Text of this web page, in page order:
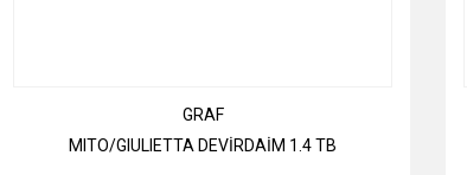
GRAF
MITO/GIULIETTA DEVİRDAİM 1.4 TB